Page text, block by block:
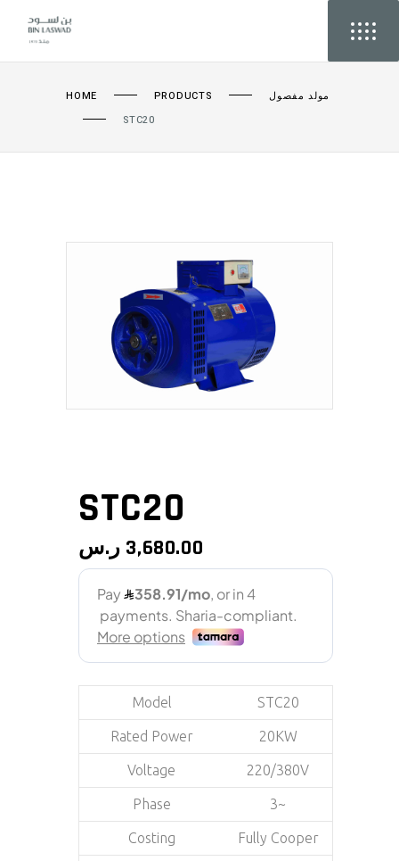
HOME PRODUCTS
مولد مفصول
STC20
STC20
3,680.00 ر.س
Model STC20
Rated Power 20KW
Voltage 220/380V
Phase 3~
Costing Fully Cooper